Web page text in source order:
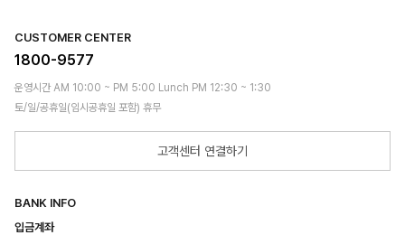
CUSTOMER CENTER
1800-9577
운영시간 AM 10:00 ~ PM 5:00 Lunch PM 12:30 ~ 1:30
토/일/공휴일(임시공휴일 포함) 휴무
고객센터 연결하기
BANK INFO
입금계좌